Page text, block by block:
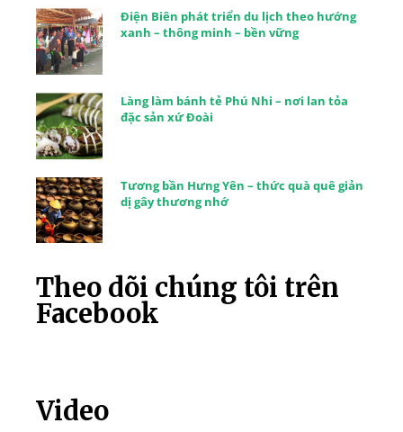
Điện Biên phát triển du lịch theo hướng
xanh – thông minh – bền vững
Làng làm bánh tẻ Phú Nhi – nơi lan tỏa
đặc sản xứ Đoài
Tương bần Hưng Yên – thức quà quê giản
dị gây thương nhớ
Theo dõi chúng tôi trên
Facebook
Video